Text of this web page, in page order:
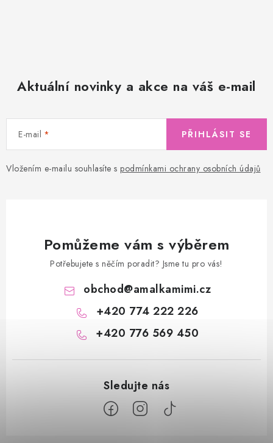
Aktuální novinky a akce na váš e-mail
E-mail
Vložením e-mailu souhlasíte s podmínkami ochrany osobních údajů
PŘIHLÁSIT SE
Pomůžeme vám s výběrem
Potřebujete s něčím poradit? Jsme tu pro vás!
obchod@amalkamimi.cz
+420 774 222 226
+420 776 569 450